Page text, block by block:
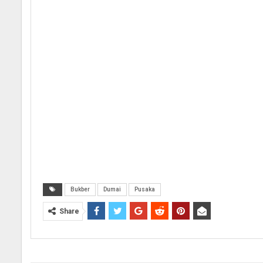
Bukber Dumai Pusaka
Share